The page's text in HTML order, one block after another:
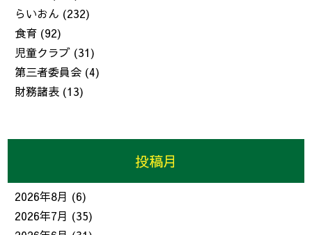
らいおん (232)
食育 (92)
児童クラブ (31)
第三者委員会 (4)
財務諸表 (13)
投稿月
2026年8月 (6)
2026年7月 (35)